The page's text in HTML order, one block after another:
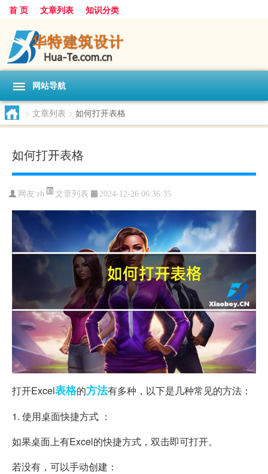
首 页 文章列表 知识分类
网站导航
> 文章列表 > 如何打开表格
如何打开表格
网友:rh 文章列表 2024-12-26 06:36:35
打开Excel表格的方法有多种，以下是几种常见的方法：
1. 使用桌面快捷方式 ：
如果桌面上有Excel的快捷方式，双击即可打开。
若没有，可以手动创建：